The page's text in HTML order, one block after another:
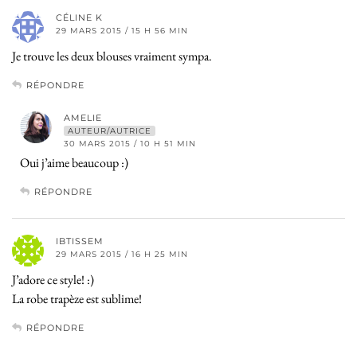
CÉLINE K
29 MARS 2015 / 15 H 56 MIN
Je trouve les deux blouses vraiment sympa.
RÉPONDRE
AMELIE
AUTEUR/AUTRICE
30 MARS 2015 / 10 H 51 MIN
Oui j’aime beaucoup :)
RÉPONDRE
IBTISSEM
29 MARS 2015 / 16 H 25 MIN
J’adore ce style! :)
La robe trapèze est sublime!
RÉPONDRE